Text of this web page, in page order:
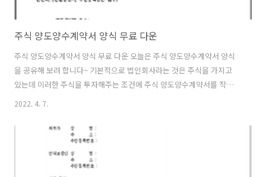
주식 양도양수계약서 양식 무료 다운
주식 양도양수계약서 양식 무료 다운 오늘은 주식 양도양수계약서 양식
을 공유해 보려 합니다~ 기본적으로 법인회사라는 것은 주식을 가지고
있는데 이러한 주식을 투자해주는 조건에 주식 양도양수계약서를 작성
하곤한다. 많은 사람들이 주식매매, 주식스와핑등 여러가지 형태로 주식
아닐까 한다. 무료 다운 버전으로 하단에 공유해보니 필요하다면 다운 받
아 이용해보시기 바랍니다. 이 주식 양도양수계약서 양식은 기본적인틀
이며, 협의내용 합의 내용에 따라서 변경해서 사용해야합니다. 그래서 여
러가지로 올려 보니 필요한 양식으로 다운로드 받아 이용해 보시기 바랍
2022. 4. 7.